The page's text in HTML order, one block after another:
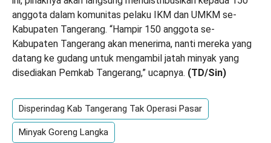
anggota dalam komunitas pelaku IKM dan UMKM se-
Kabupaten Tangerang. “Hampir 150 anggota se-
Kabupaten Tangerang akan menerima, nanti mereka yang
datang ke gudang untuk mengambil jatah minyak yang
disediakan Pemkab Tangerang,” ucapnya. (TD/Sin)
Disperindag Kab Tangerang Tak Operasi Pasar
Minyak Goreng Langka